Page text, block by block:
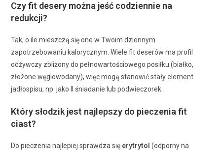
Czy fit desery można jeść codziennie na
redukcji?
Tak, o ile mieszczą się one w Twoim dziennym
zapotrzebowaniu kalorycznym. Wiele fit deserów ma profil
odżywczy zbliżony do pełnowartościowego posiłku (białko,
złożone węglowodany), więc mogą stanowić stały element
jadłospisu, np. jako II śniadanie lub podwieczorek.
Który słodzik jest najlepszy do pieczenia fit
ciast?
Do pieczenia najlepiej sprawdza się erytrytol (odporny na